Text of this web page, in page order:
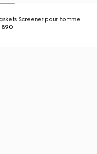
Screener pour homme
890